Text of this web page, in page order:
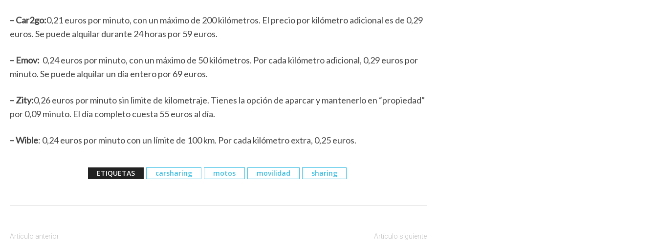
– Car2go:0,21 euros por minuto, con un máximo de 200 kilómetros. El precio por kilómetro adicional es de 0,29
euros. Se puede alquilar durante 24 horas por 59 euros.
– Emov: 0,24 euros por minuto, con un máximo de 50 kilómetros. Por cada kilómetro adicional, 0,29 euros por
minuto. Se puede alquilar un día entero por 69 euros.
– Zity:0,26 euros por minuto sin limite de kilometraje. Tienes la opción de aparcar y mantenerlo en “propiedad”
por 0,09 minuto. El día completo cuesta 55 euros al día.
– Wible: 0,24 euros por minuto con un límite de 100 km. Por cada kilómetro extra, 0,25 euros.
ETIQUETAS carsharing motos movilidad sharing
Artículo anterior Artículo siguiente